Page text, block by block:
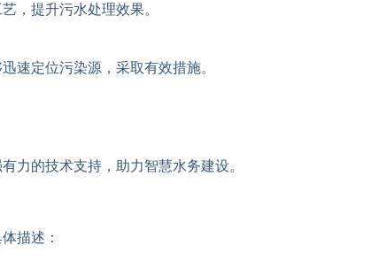
，提升污水处理效果。
速定位污染源，采取有效措施。
力的技术支持，助力智慧水务建设。
描述：